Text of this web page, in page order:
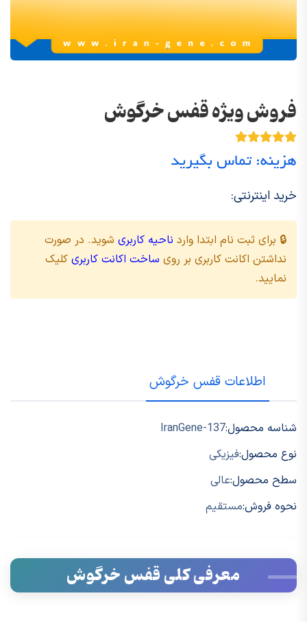
فروش ویژه قفس خرگوش
هزینه: تماس بگیرید
خرید اینترنتی:
🔒 برای ثبت نام ابتدا وارد ناحیه کاربری شوید. در صورت
نداشتن اکانت کاربری بر روی ساخت اکانت کاربری کلیک
نمایید.
اطلاعات قفس خرگوش
شناسه محصول:IranGene-137
نوع محصول:فیزیکی
سطح محصول:عالی
نحوه فروش:مستقیم
معرفی کلی قفس خرگوش